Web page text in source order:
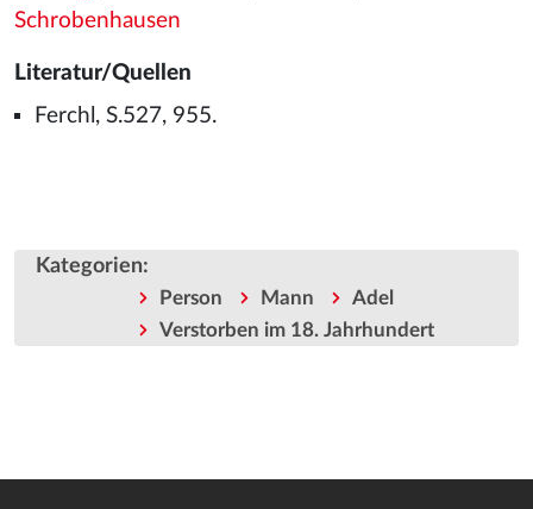
Schrobenhausen
Literatur/Quellen
Ferchl, S.527, 955.
Kategorien:
Person Mann
Adel
Verstorben im 18. Jahrhundert